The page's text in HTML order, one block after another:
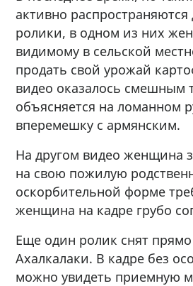
активно распространяются
ролики, в одном из них
видимому в сельской
продать свой урожай
видео оказалось смешным
объясняется на ломанном
вперемешку с армянским.
На другом видео женщина
на свою пожилую
оскорбительной форме
женщина на кадре грубо
Еще один ролик снят
Ахалкалаки. В кадре без
можно увидеть приемную